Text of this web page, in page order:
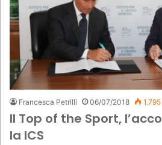
Francesca Petrilli 06/07/2018 1.795
Il Top of the Sport,
la ICS